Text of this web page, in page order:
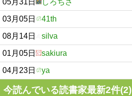
05月31日 しろちさ
03月05日 41th
08月14日 silva
01月05日 sakiura
04月23日 ya
今読んでいる読書家最新2件(2)